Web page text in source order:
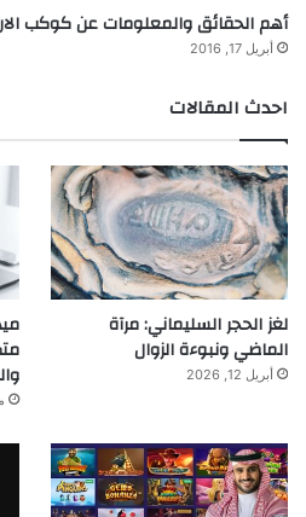
أهم الحقائق والمعلومات عن كوكب
أبريل 17, 2016
احدث المقالات
لغز الحجر السليماني: مرآة
الماضي ونبوءة الزوال
أبريل 12, 2026